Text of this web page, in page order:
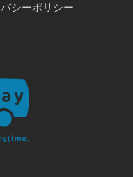
シーポリシー